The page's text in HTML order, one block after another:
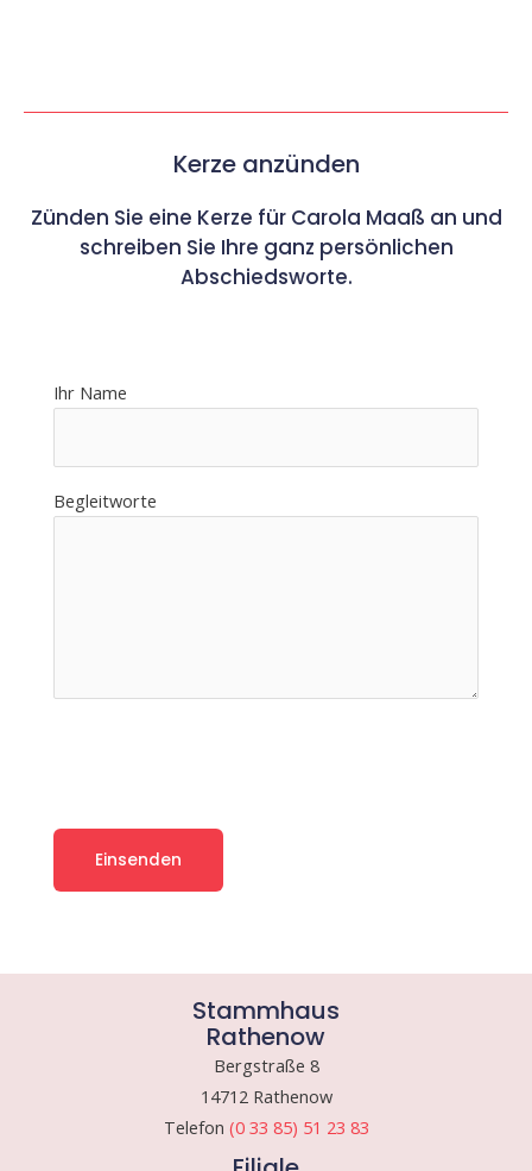
Kerze anzünden
Zünden Sie eine Kerze für Carola Maaß an und
schreiben Sie Ihre ganz persönlichen
Abschiedsworte.
Ihr Name
Begleitworte
Stammhaus
Rathenow
Bergstraße 8
14712 Rathenow
Telefon (0 33 85) 51 23 83